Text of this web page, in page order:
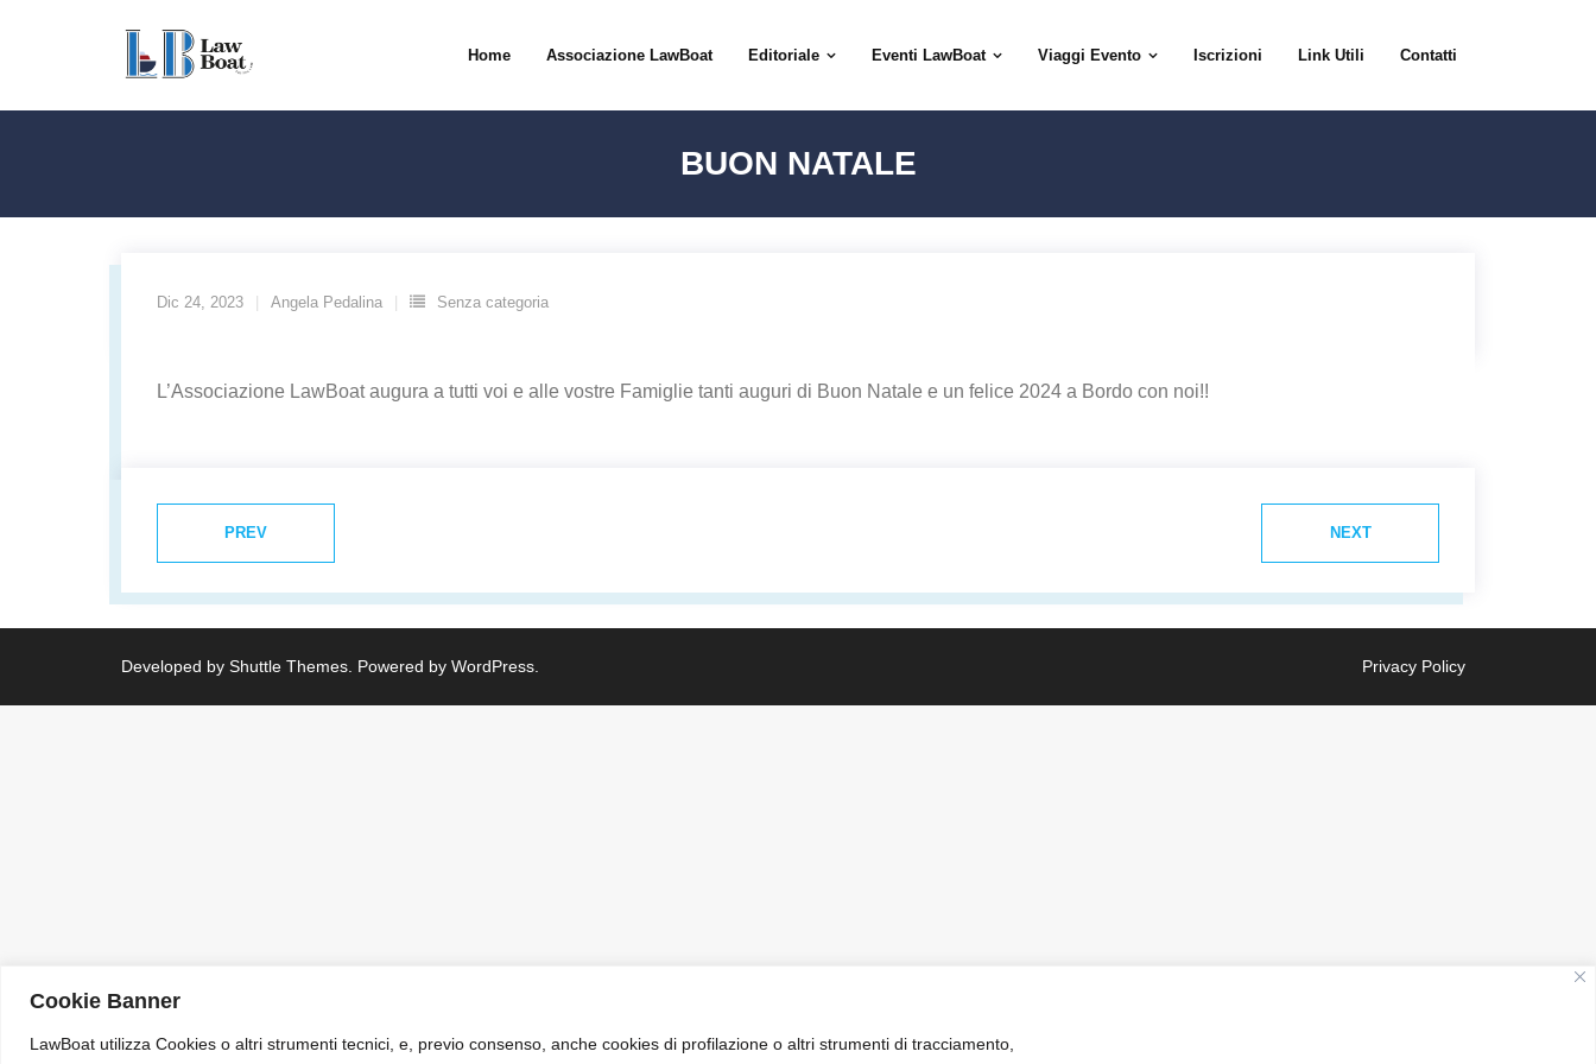
Cookie Banner
LawBoat utilizza Cookies o altri strumenti tecnici, e, previo consenso, anche cookies di profilazione o altri strumenti di tracciamento,
Home Associazione LawBoat Editoriale Eventi LawBoat Viaggi Evento Iscrizioni Link Utili Contatti
BUON NATALE
Dic 24, 2023 Angela Pedalina Senza categoria
L’Associazione LawBoat augura a tutti voi e alle vostre Famiglie tanti auguri di Buon Natale e un felice 2024 a Bordo con noi!!
PREV NEXT
Developed by Shuttle Themes . Powered by WordPress Privacy Policy